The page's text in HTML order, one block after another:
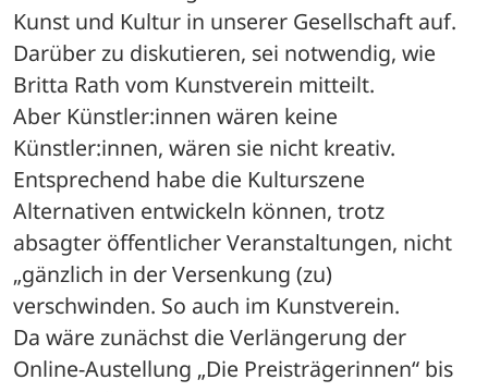
Kunst und Kultur in unserer Gesellschaft auf.
Darüber zu diskutieren, sei notwendig, wie
Britta Rath vom Kunstverein mitteilt.
Aber Künstler:innen wären keine
Künstler:innen, wären sie nicht kreativ.
Entsprechend habe die Kulturszene
Alternativen entwickeln können, trotz
absagter öffentlicher Veranstaltungen, nicht
„gänzlich in der Versenkung (zu)
verschwinden. So auch im Kunstverein.
Da wäre zunächst die Verlängerung der
Online-Austellung „Die Preisträgerinnen“ bis